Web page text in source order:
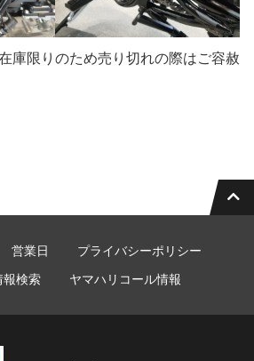
庫限りのため売り切れの際はご容赦
営業日
プライバシーポリシー
報検索
ヤマハリコール情報